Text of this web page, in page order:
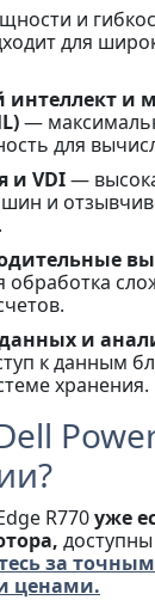
и
для
интеллект и
—
для
и VDI—
и
и
к данным
хранения.
R770уже
за
ценами.